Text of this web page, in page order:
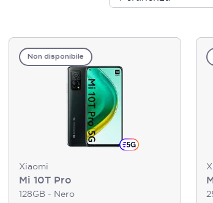
Non disponibile
Xiaomi
Mi 10T Pro
128GB - Nero